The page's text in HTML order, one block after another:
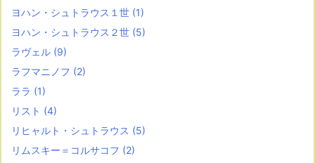
ヨハン・シュトラウス１世 (1)
ヨハン・シュトラウス２世 (5)
ラヴェル (9)
ラフマニノフ (2)
ララ (1)
リスト (4)
リヒャルト・シュトラウス (5)
リムスキー＝コルサコフ (2)